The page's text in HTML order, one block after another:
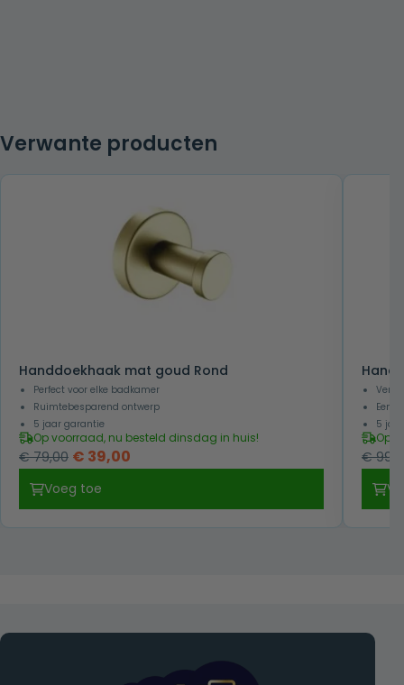
Verwante producten
Handdoekhaak mat goud Rond
Perfect voor elke badkamer
Ruimtebesparend ontwerp
5 jaar garantie
Op voorraad, nu besteld dinsdag in huis!
€79,00 Oorspronkelijke
was:
€ 79,00.
€ 39,00
€ 39,00.
Voeg toe
5
Op
€